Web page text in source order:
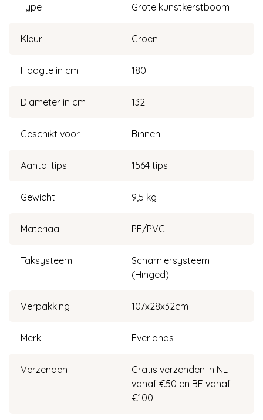
Type Grote kunstkerstboom
Kleur Groen
Hoogte in cm 180
Diameter in cm 132
Geschikt voor Binnen
Aantal tips 1564 tips
Gewicht 9,5 kg
Materiaal PE/PVC
Taksysteem
Scharniersysteem
(Hinged)
Verpakking 107x28x32cm
Merk Everlands
Verzenden
Gratis verzenden in NL
vanaf €50 en BE vanaf
€100